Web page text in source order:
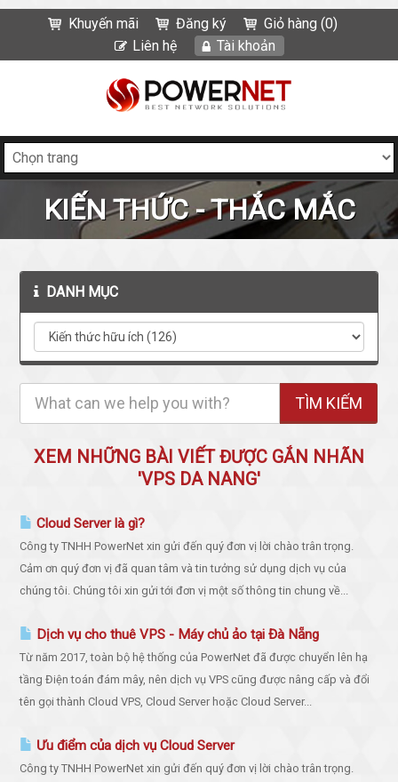
Khuyến mãi Đăng ký
Giỏ hàng (0)
Liên hệ
Tài khoản
KIẾN THỨC - THẮC MẮC
DANH MỤC
XEM NHỮNG BÀI VIẾT ĐƯỢC GẮN NHÃN
'VPS DA NANG'
Cloud Server là gì?
Công ty TNHH PowerNet xin gửi đến quý đơn vị lời chào trân trọng.
Cảm ơn quý đơn vị đã quan tâm và tin tưởng sử dụng dịch vụ của
chúng tôi. Chúng tôi xin gửi tới đơn vị một số thông tin chung về...
Dịch vụ cho thuê VPS - Máy chủ ảo tại Đà Nẵng
Từ năm 2017, toàn bộ hệ thống của PowerNet đã được chuyển lên hạ
tầng Điện toán đám mây, nên dịch vụ VPS cũng được nâng cấp và đổi
tên gọi thành Cloud VPS, Cloud Server hoặc Cloud Server...
Ưu điểm của dịch vụ Cloud Server
Công ty TNHH PowerNet xin gửi đến quý đơn vị lời chào trân trọng.